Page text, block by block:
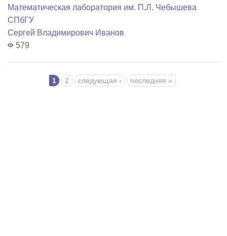
Математичеcкая лаборатория им. П.Л. Чебышева
СПбГУ
Сергей Владимирович Иванов
579
1 2 следующая › последняя »